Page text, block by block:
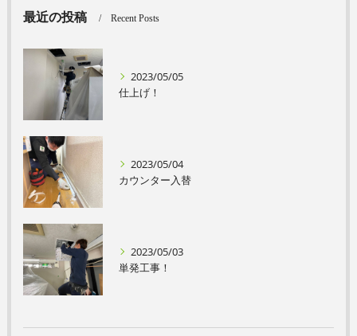
最近の投稿 Recent Posts
2023/05/05
仕上げ！
2023/05/04
カウンター入替
2023/05/03
単発工事！